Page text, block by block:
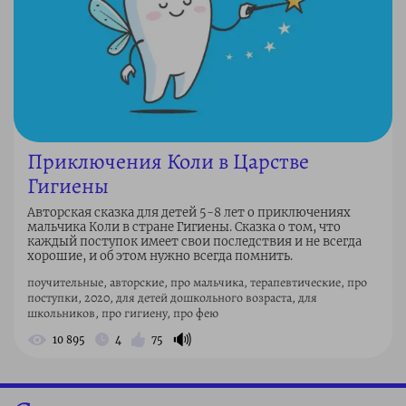
Приключения Коли в Царстве
Гигиены
Авторская сказка для детей 5-8 лет о приключениях
мальчика Коли в стране Гигиены. Сказка о том, что
каждый поступок имеет свои последствия и не всегда
хорошие, и об этом нужно всегда помнить.
поучительные, авторские, про мальчика, терапевтические, про
поступки, 2020, для детей дошкольного возраста, для
школьников, про гигиену, про фею
10 895 4 75 🔊